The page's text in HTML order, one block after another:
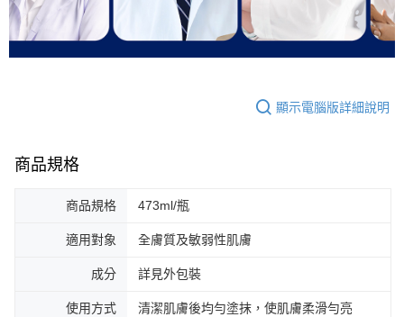
顯示電腦版詳細說明
商品規格
商品規格 473ml/瓶
適用對象 全膚質及敏弱性肌膚
成分 詳見外包裝
使用方式 清潔肌膚後均勻塗抹，使肌膚柔滑勻亮